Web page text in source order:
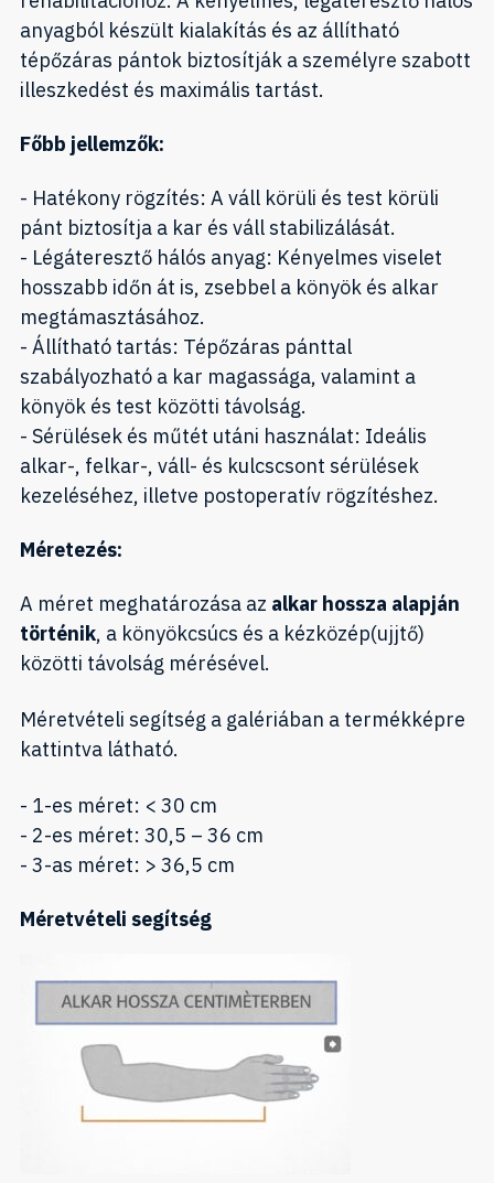
anyagból készült kialakítás és az állítható
tépőzáras pántok biztosítják a személyre szabott
illeszkedést és maximális tartást.
Főbb jellemzők:
- Hatékony rögzítés: A váll körüli és test körüli
pánt biztosítja a kar és váll stabilizálását.
- Légáteresztő hálós anyag: Kényelmes viselet
hosszabb időn át is, zsebbel a könyök és alkar
megtámasztásához.
- Állítható tartás: Tépőzáras pánttal
szabályozható a kar magassága, valamint a
könyök és test közötti távolság.
- Sérülések és műtét utáni használat: Ideális
alkar-, felkar-, váll- és kulcscsont sérülések
kezeléséhez, illetve postoperatív rögzítéshez.
Méretezés:
A méret meghatározása az alkar hossza alapján
történik, a könyökcsúcs és a kézközép(ujjtő)
közötti távolság mérésével.
Méretvételi segítség a galériában a termékképre
kattintva látható.
- 1-es méret: < 30 cm
- 2-es méret: 30,5 – 36 cm
- 3-as méret: > 36,5 cm
Méretvételi segítség